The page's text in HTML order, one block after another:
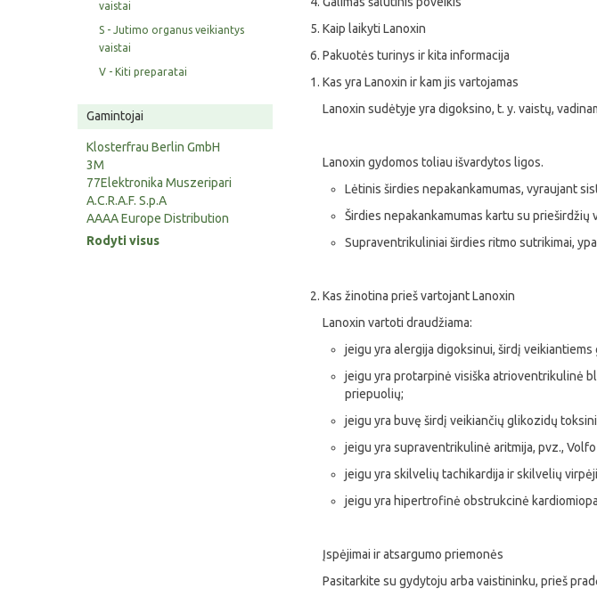
vaistai
S - Jutimo organus veikiantys
vaistai
V - Kiti preparatai
Gamintojai
Klosterfrau Berlin GmbH
3M
77Elektronika Muszeripari
A.C.R.A.F. S.p.A
AAAA Europe Distribution
Rodyti visus
Kaip laikyti Lanoxin
Pakuotės turinys ir kita informacija
Kas yra Lanoxin ir kam jis vartojamas
Lanoxin sudėtyje yra digoksino, t. y. vaistų,
Lanoxin gydomos toliau išvardytos ligos.
Lėtinis širdies nepakankamumas, vyraujant
Širdies nepakankamumas kartu su prieširdžių
Supraventrikuliniai širdies ritmo sutrikimai,
Kas žinotina prieš vartojant Lanoxin
Lanoxin vartoti draudžiama:
jeigu yra alergija digoksinui, širdį
jeigu yra protarpinė visiška atrioventrikulinė
priepuolių;
jeigu yra buvę širdį veikiančių glikozidų
jeigu yra supraventrikulinė aritmija, pvz.,
jeigu yra skilvelių tachikardija ir skilvelių
jeigu yra hipertrofinė obstrukcinė
Įspėjimai ir atsargumo priemonės
Pasitarkite su gydytoju arba vaistininku, prieš